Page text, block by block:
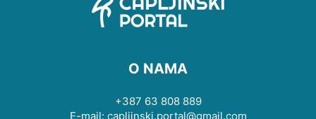
O NAMA
+387 63 808 889
E-mail: capljinski.portal@gmail.com